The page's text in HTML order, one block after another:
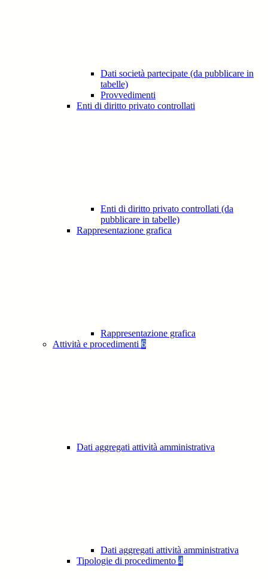
Dati società partecipate (da pubblicare in
tabelle)
Provvedimenti
Enti di diritto privato controllati
Enti di diritto privato controllati (da
pubblicare in tabelle)
Rappresentazione grafica
Rappresentazione grafica
Attività e procedimenti 6
Dati aggregati attività amministrativa
Dati aggregati attività amministrativa
Tipologie di procedimento 4